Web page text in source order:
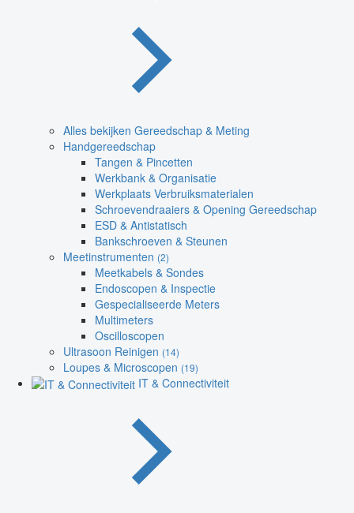
Alles bekijken Gereedschap & Meting
Handgereedschap
Tangen & Pincetten
Werkbank & Organisatie
Werkplaats Verbruiksmaterialen
Schroevendraaiers & Opening Gereedschap
ESD & Antistatisch
Bankschroeven & Steunen
Meetinstrumenten (2)
Meetkabels & Sondes
Endoscopen & Inspectie
Gespecialiseerde Meters
Multimeters
Oscilloscopen
Ultrasoon Reinigen (14)
Loupes & Microscopen (19)
IT & Connectiviteit